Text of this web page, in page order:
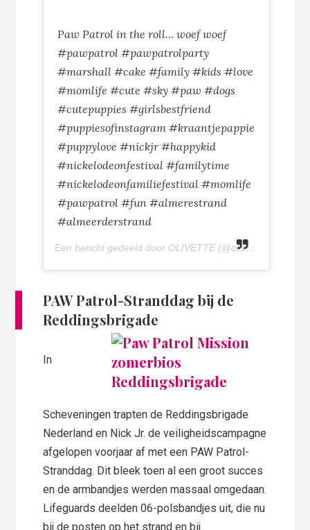
Paw Patrol in the roll… woef woef
#pawpatrol #pawpatrolparty
#marshall #cake #family #kids #love
#momlife #cute #sky #paw #dogs
#cutepuppies #girlsbestfriend
#puppiesofinstagram #kraantjepappie
#puppylove #nickjr #happykid
#nickelodeonfestival #familytime
#nickelodeonfamiliefestival #momlife
#pawpatrol #fun #almerestrand
#almeerderstrand
Een bericht gedeeld door OLIVETTE (@olivettepuntnl) op
PAW Patrol-Stranddag bij de
Reddingsbrigade
In
Scheveningen trapten de Reddingsbrigade
Nederland en Nick Jr. de veiligheidscampagne
afgelopen voorjaar af met een PAW Patrol-
Stranddag. Dit bleek toen al een groot succes
en de armbandjes werden massaal omgedaan.
Lifeguards deelden 06-polsbandjes uit, die nu
bij de posten op het strand en bij